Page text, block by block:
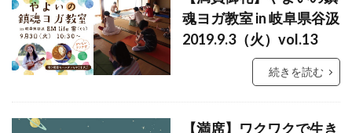
魂ヨガ教室 in 岐阜県谷汲
2019.9.3（火）vol.13
続きを読む
【満席】ワクワクで生き